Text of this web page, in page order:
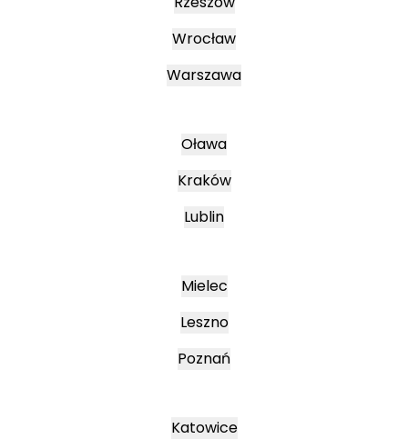
Wrocław
Warszawa
Oława
Kraków
Lublin
Mielec
Leszno
Poznań
Katowice